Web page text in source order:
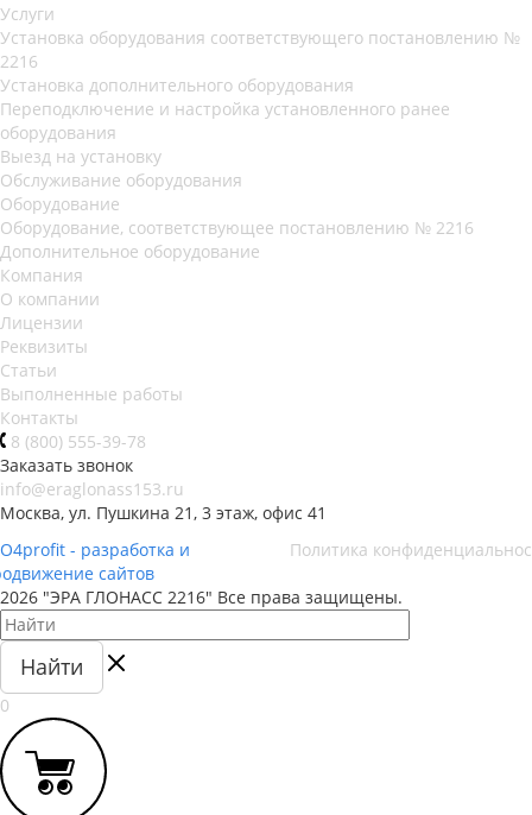
Услуги
Установка оборудования соответствующего постановлению №
2216
Установка дополнительного оборудования
Переподключение и настройка установленного ранее
оборудования
Выезд на установку
Обслуживание оборудования
Оборудование
Оборудование, соответствующее постановлению № 2216
Дополнительное оборудование
Компания
О компании
Лицензии
Реквизиты
Статьи
Выполненные работы
Контакты
8 (800) 555-39-78
Заказать звонок
info@eraglonass153.ru
Москва, ул. Пушкина 21, 3 этаж, офис 41
Политика
- разработка и
сайтов
"ЭРА ГЛОНАСС 2216" Все права защищены.
Найти
0